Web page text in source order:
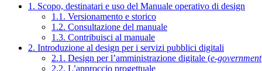
1. Scopo, destinatari e uso del Manuale operativo di design
1.1. Versionamento e storico
1.2. Consultazione del manuale
1.3. Contribuisci al manuale
2. Introduzione al design per i servizi pubblici digitali
2.1. Design per l’amministrazione digitale (e-government
2.2. L’approccio progettuale